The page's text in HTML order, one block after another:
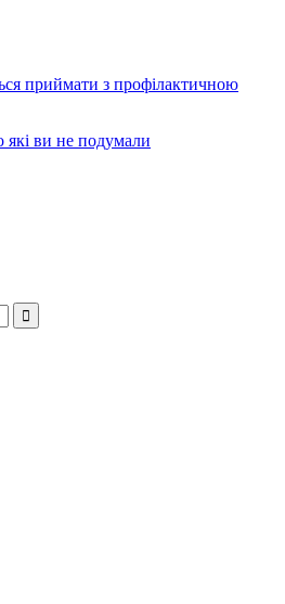
приймати з профілактичною
ви не подумали